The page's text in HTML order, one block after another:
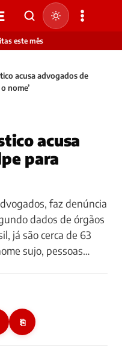
este mês
acusa advogados de
nome’
acusa
para
faz denúncia
dados de órgãos
já são cerca de 63
sujo, pessoas…
⎘